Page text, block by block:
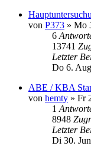
von P373 » Mo
6
13741
Letzter
Do 6.
ABE / KBA
von hemty » Fr
1
8948
Letzter
Di 30.